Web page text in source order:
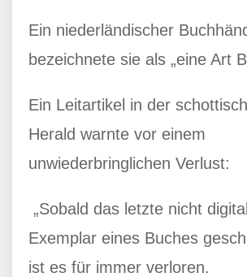
Ein niederländischer
bezeichnete sie als „eine Art
Ein Leitartikel in der
Herald warnte vor einem
unwiederbringlichen Verlust:
„Sobald das letzte nicht
Exemplar eines Buches
ist es für immer verloren.